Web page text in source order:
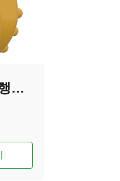
재활용 서서 걷기 평행봉_안전 손잡이